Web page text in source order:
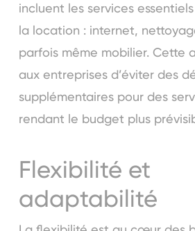
incluent les services
la location : internet,
parfois même mobilier. Cette
aux entreprises d’éviter des
supplémentaires pour des
rendant le budget plus
Flexibilité et
adaptabilité